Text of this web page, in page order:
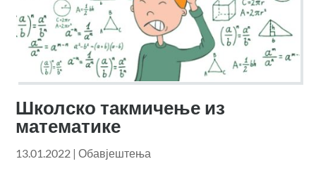
Школско такмичење из
математике
13.01.2022 |Обавјештења